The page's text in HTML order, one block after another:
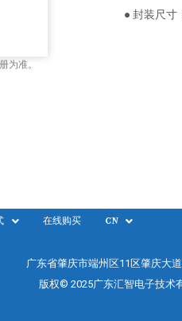
为准。
● 封装尺
在线购买 CN
广东省肇庆市端州区11区肇庆大
版权© 2025广东汇智电子技术